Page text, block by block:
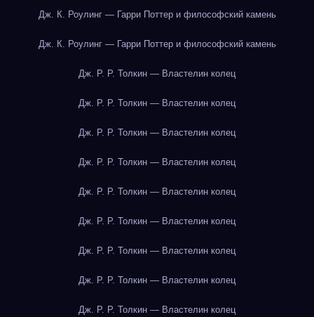
Дж. К. Роулинг — Гарри Поттер и философский камень
Дж. К. Роулинг — Гарри Поттер и философский камень
Дж. Р. Р. Толкин — Властелин колец
Дж. Р. Р. Толкин — Властелин колец
Дж. Р. Р. Толкин — Властелин колец
Дж. Р. Р. Толкин — Властелин колец
Дж. Р. Р. Толкин — Властелин колец
Дж. Р. Р. Толкин — Властелин колец
Дж. Р. Р. Толкин — Властелин колец
Дж. Р. Р. Толкин — Властелин колец
Дж. Р. Р. Толкин — Властелин колец